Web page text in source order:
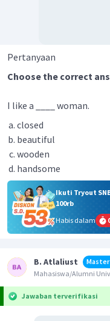
Pertanyaan
Choose the correct
I like a ____ woman.
closed
beautiful
wooden
handsome
Ikuti Tryout
100rb
Habis dalam
B. Atlaliust
Mahasiswa/Alumni
Jawaban terverifikasi